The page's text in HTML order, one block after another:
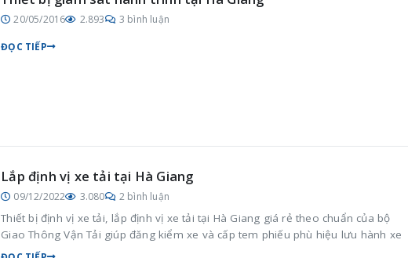
20/05/2016 2.893 3 bình luận
ĐỌC TIẾP
Lắp định vị xe tải tại Hà Giang
09/12/2022 3.080 2 bình luận
Thiết bị định vị xe tải, lắp định vị xe tải tại Hà Giang giá rẻ theo chuẩn của bộ
Giao Thông Vận Tải giúp đăng kiểm xe và cấp tem phiếu phù hiệu lưu hành xe